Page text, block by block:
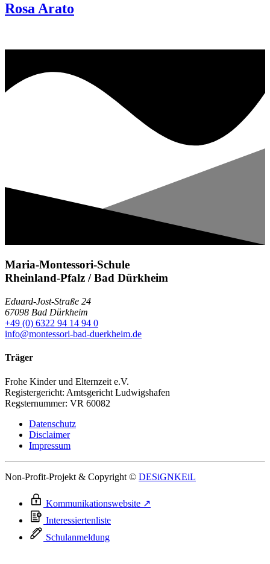
Rosa Arato
Maria-Montessori-Schule
Rheinland-Pfalz / Bad Dürkheim
Eduard-Jost-Straße 24
67098 Bad Dürkheim
+49 (0) 6322 94 14 94 0
info@montessori-bad-duerkheim.de
Träger
Frohe Kinder und Elternzeit e.V.
Registergericht: Amtsgericht Ludwigshafen
Regsternummer: VR 60082
Datenschutz
Disclaimer
Impressum
Non-Profit-Projekt & Copyright © DESiGNKEiL
Kommunikationswebsite ↗
Interessiertenliste
Schulanmeldung